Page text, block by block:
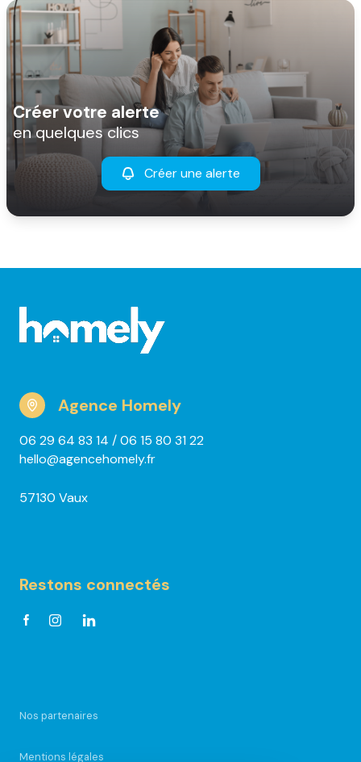
Créer votre alerte
en quelques clics
Créer une alerte
Agence Homely
06 29 64 83 14 / 06 15 80 31 22
hello@agencehomely.fr
57130 Vaux
Restons connectés
Nos partenaires
Mentions légales